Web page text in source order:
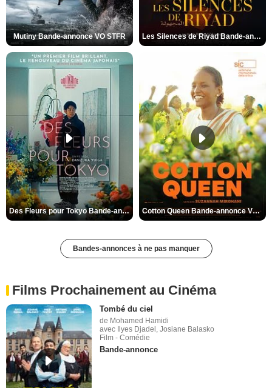
Mutiny Bande-annonce VO STFR Les Silences de Riyad Bande-annonce VO STFR
Des Fleurs pour Tokyo Bande-annonce VO STFR Cotton Queen Bande-annonce VO STFR
Bandes-annonces à ne pas manquer
Films Prochainement au Cinéma
Tombé du ciel
de Mohamed Hamidi
avec Ilyes Djadel, Josiane Balasko
Film - Comédie
Bande-annonce